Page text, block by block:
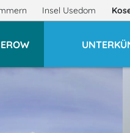
Insel Usedom